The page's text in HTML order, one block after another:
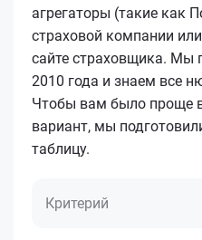
агрегаторы (такие как
страховой компании
сайте страховщика. Мы
2010 года и знаем все
Чтобы вам было проще
вариант, мы
таблицу.
Критерий